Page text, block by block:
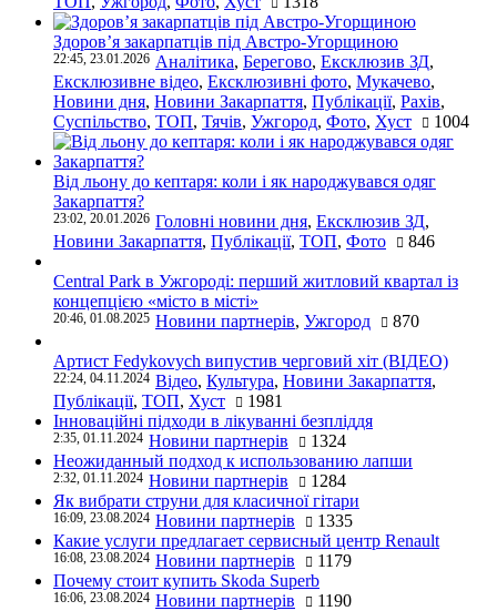
Здоров’я закарпатців під Австро-Угорщиною
22:45, 23.01.2026 Аналітика, Берегово, Ексклюзив ЗД,
Ексклюзивне відео, Ексклюзивні фото, Мукачево,
Новини дня, Новини Закарпаття, Публікації, Рахів,
Суспільство, ТОП, Тячів, Ужгород, Фото, Хуст 1004
Від льону до кептаря: коли і як народжувався одяг
Закарпаття?
23:02, 20.01.2026 Головні новини дня, Ексклюзив ЗД,
Новини Закарпаття, Публікації, ТОП, Фото 846
Central Park в Ужгороді: перший житловий квартал із
концепцією «місто в місті»
20:46, 01.08.2025 Новини партнерів, Ужгород 870
Артист Fedykovych випустив черговий хіт (ВІДЕО)
22:24, 04.11.2024 Відео, Культура, Новини Закарпаття,
Публікації, ТОП, Хуст
1981
Інноваційні підходи в лікуванні безпліддя
2:35, 01.11.2024 Новини партнерів
1324
Неожиданный подход к использованию лапши
2:32, 01.11.2024 Новини партнерів
1284
Як вибрати струни для класичної гітари
16:09, 23.08.2024 Новини партнерів
1335
Какие услуги предлагает сервисный центр Renault
16:08, 23.08.2024 Новини партнерів
1179
Почему стоит купить Skoda Superb
16:06, 23.08.2024 Новини партнерів 1190